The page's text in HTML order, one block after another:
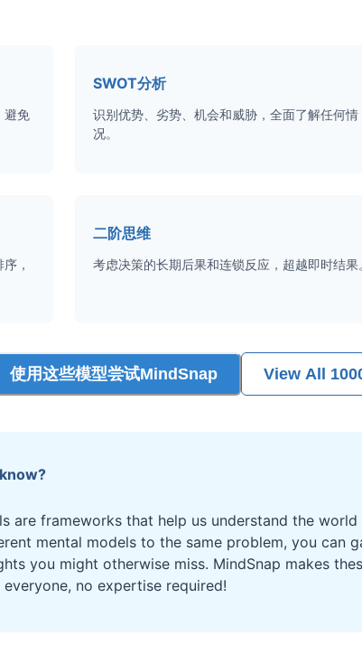
避免
SWOT分析
识别优势、劣势、机会和威胁，全面了解任何情
况。
，
二阶思维
考虑决策的长期后果和连锁反应，超越即时结果
使用这些模型尝试MindSnap View All
are frameworks that help us understand the world
mental models to the same problem, you can
you might otherwise miss. MindSnap makes
no expertise required!